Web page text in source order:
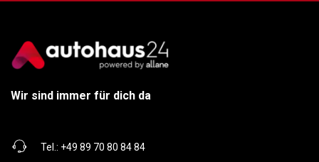
Wir sind immer für dich da
Tel.: +49 89 70 80 84 84